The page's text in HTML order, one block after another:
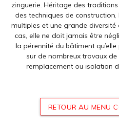
zinguerie. Héritage des
des techniques de
multiples et une grande
cas, elle ne doit jamais être
la pérennité du bâtiment
sur de nombreux travaux
remplacement ou isolation
RETOUR AU MENU